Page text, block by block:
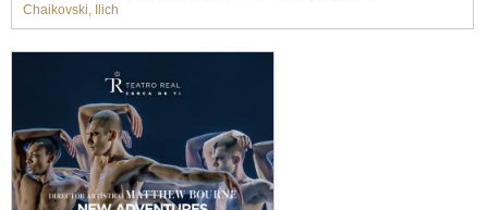
Chaikovski, Ilich